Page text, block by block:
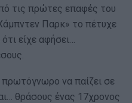
τις πρώτες επαφές του
Παρκ» το πέτυχε
είχε αφήσει…
να παίζει σε
θράσους ένας 17χρονος